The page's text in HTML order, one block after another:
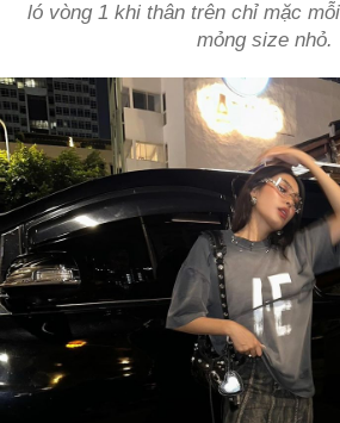
ló vòng 1 khi thân trên chỉ mặc
mỏng size nhỏ.